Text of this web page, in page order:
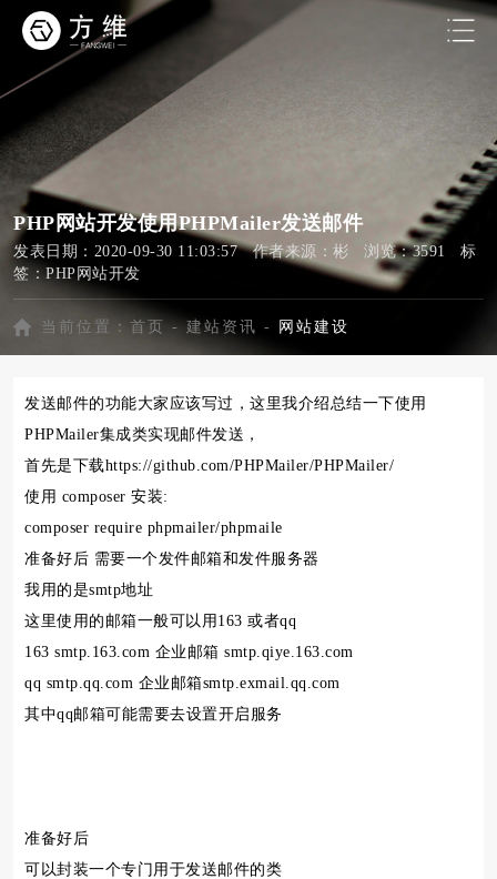
PHP网站开发使用PHPMailer发送邮件
发表日期：2020-09-30 11:03:57 作者来源：彬 浏览：3591 标
签： PHP网站开发
当前位置： 首页 - 建站资讯 - 网站建设
发送邮件的功能大家应该写过，这里我介绍总结一下使用
PHPMailer集成类实现邮件发送，
首先是下载https://github.com/PHPMailer/PHPMailer/
使用 composer 安装:
composer require phpmailer/phpmaile
准备好后 需要一个发件邮箱和发件服务器
我用的是smtp地址
这里使用的邮箱一般可以用163 或者qq
163 smtp.163.com 企业邮箱 smtp.qiye.163.com
qq smtp.qq.com 企业邮箱smtp.exmail.qq.com
其中qq邮箱可能需要去设置开启服务
准备好后
可以封装一个专门用于发送邮件的类